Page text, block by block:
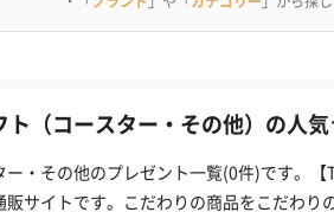
ト（コースター・その他）の人
・その他のプレゼント一覧(0件)です。
販サイトです。こだわりの商品をこだわ